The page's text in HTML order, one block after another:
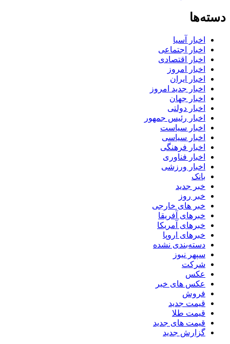
دسته‌ها
اخبار آسیا
اخبار اجتماعی
اخبار اقتصادی
اخبار امروز
اخبار ایران
اخبار جدید امروز
اخبار جهان
اخبار دولتی
اخبار رئیس جمهور
اخبار سیاست
اخبار سیاسی
اخبار فرهنگی
اخبار فناوری
اخبار ورزشی
بانک
خبر جدید
خبر روز
خبر های خارجی
خبرهای آفریقا
خبرهای آمریکا
خبرهای اروپا
دسته‌بندی نشده
سپهر نیوز
شرکت
عکس
عکس های خبر
فروش
قیمت جدید
قیمت طلا
قیمت های جدید
گزارش جدید